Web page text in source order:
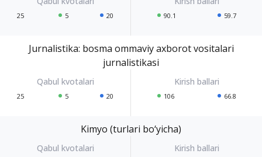
25 5 20 90.1 59.7
Jurnalistika: bosma ommaviy axborot vositalari
jurnalistikasi
25 5 20 106 66.8
Kimyo (turlari bo‘yicha)